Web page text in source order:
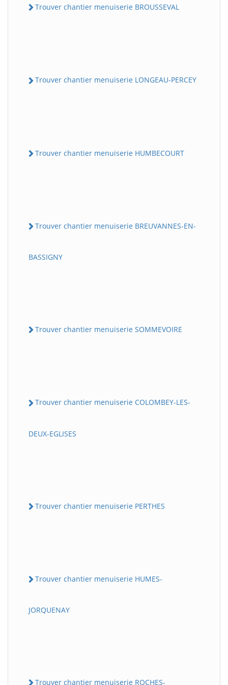
Trouver chantier menuiserie BROUSSEVAL
Trouver chantier menuiserie LONGEAU-PERCEY
Trouver chantier menuiserie HUMBECOURT
Trouver chantier menuiserie BREUVANNES-EN-
BASSIGNY
Trouver chantier menuiserie SOMMEVOIRE
Trouver chantier menuiserie COLOMBEY-LES-
DEUX-EGLISES
Trouver chantier menuiserie PERTHES
Trouver chantier menuiserie HUMES-
JORQUENAY
Trouver chantier menuiserie ROCHES-